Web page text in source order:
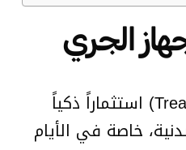
الجري
يعد جهاز الجري (Treadmill) استثماراً ذكياً
خاصة في الأيام